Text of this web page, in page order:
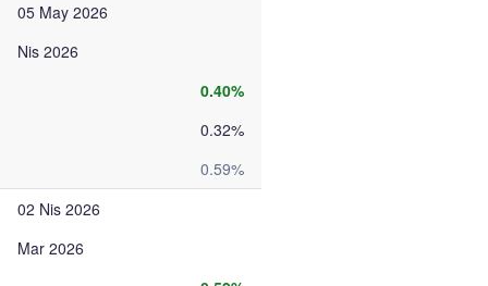
05 May 2026
Nis 2026
0.40%
0.32%
0.59%
02 Nis 2026
Mar 2026